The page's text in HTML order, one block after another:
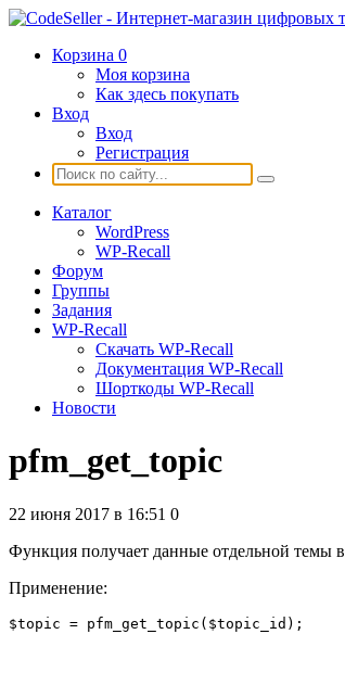
Корзина 0
Моя корзина
Как здесь покупать
Вход
Вход
Регистрация
Каталог
WordPress
WP-Recall
Форум
Группы
Задания
WP-Recall
Скачать WP-Recall
Документация WP-Recall
Шорткоды WP-Recall
Новости
pfm_get_topic
22 июня 2017 в 16:51 0
Функция получает данные отдельной темы
Применение:
$topic = pfm_get_topic($topic_id);